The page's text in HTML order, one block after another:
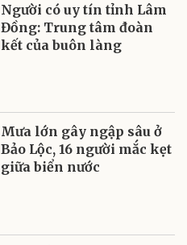
Người có uy tín tỉnh Lâm
Đồng: Trung tâm đoàn
kết của buôn làng
Mưa lớn gây ngập sâu ở
Bảo Lộc, 16 người mắc kẹt
giữa biển nước